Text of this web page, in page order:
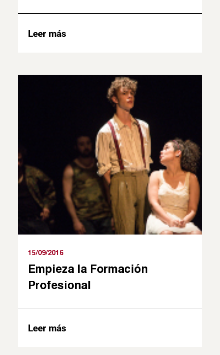
Leer más
15/09/2016
Empieza la Formación
Profesional
Leer más